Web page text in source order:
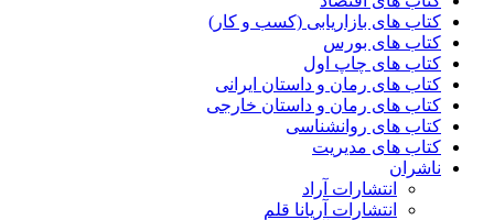
کتاب های بازاریابی (کسب و کار)
کتاب های بورس
کتاب های چاپ اول
کتاب های رمان و داستان ایرانی
کتاب های رمان و داستان خارجی
کتاب های روانشناسی
کتاب های مدیریت
ناشران
انتشارات آراد
انتشارات آریانا قلم